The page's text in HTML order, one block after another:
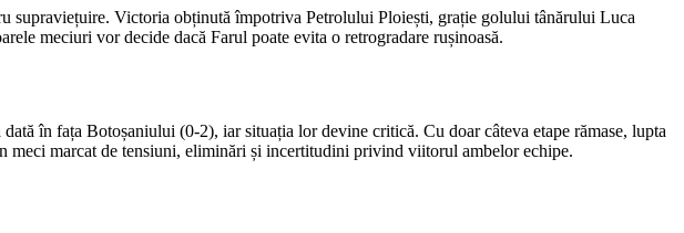
supraviețuire. Victoria obținută împotriva Petrolului Ploiești, grație golului tânărului Luca
meciuri vor decide dacă Farul poate evita o retrogradare rușinoasă.
în fața Botoșaniului (0-2), iar situația lor devine critică. Cu doar câteva etape rămase, lupta
meci marcat de tensiuni, eliminări și incertitudini privind viitorul ambelor echipe.